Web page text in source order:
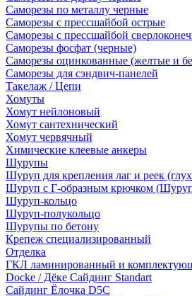
Саморезы по металлу черные
Саморезы с прессшайбой острые
Саморезы с прессшайбой
Саморезы фосфат (черные)
Саморезы оцинкованные (желтые и
Саморезы для сэндвич-панелей
Такелаж / Цепи
Хомуты
Хомут нейлоновый
Хомут сантехнический
Хомут червячный
Химические клеевые анкеры
Шурупы
Шуруп для крепления лаг и реек
Шуруп с Г-образным крючком
Шуруп-кольцо
Шуруп-полукольцо
Шурупы по бетону
Крепеж специализированный
Отделка
ГКЛ ламинированный и
Docke / Дёке Сайдинг Standart
Сайдинг Ёлочка D5C